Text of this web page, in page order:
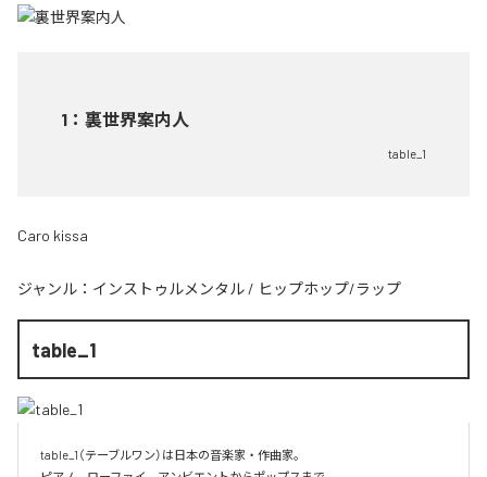
1 ： 裏世界案内人
table_1
Caro kissa
ジャンル： インストゥルメンタル / ヒップホップ/ラップ
table_1
table_1（テーブルワン）は日本の音楽家・作曲家。